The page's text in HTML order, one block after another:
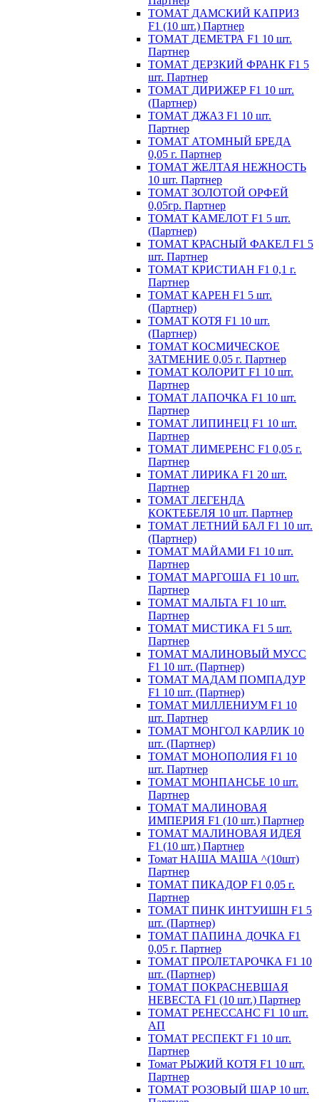
ТОМАТ ДАМСКИЙ КАПРИЗ
F1 (10 шт.) Партнер
ТОМАТ ДЕМЕТРА F1 10 шт.
Партнер
ТОМАТ ДЕРЗКИЙ ФРАНК F1 5
шт. Партнер
ТОМАТ ДИРИЖЕР F1 10 шт.
(Партнер)
ТОМАТ ДЖАЗ F1 10 шт.
Партнер
ТОМАТ АТОМНЫЙ БРЕДА
0,05 г. Партнер
ТОМАТ ЖЕЛТАЯ НЕЖНОСТЬ
10 шт. Партнер
ТОМАТ ЗОЛОТОЙ ОРФЕЙ
0,05гр. Партнер
ТОМАТ КАМЕЛОТ F1 5 шт.
(Партнер)
ТОМАТ КРАСНЫЙ ФАКЕЛ F1 5
шт. Партнер
ТОМАТ КРИСТИАН F1 0,1 г.
Партнер
ТОМАТ КАРЕН F1 5 шт.
(Партнер)
ТОМАТ КОТЯ F1 10 шт.
(Партнер)
ТОМАТ КОСМИЧЕСКОЕ
ЗАТМЕНИЕ 0,05 г. Партнер
ТОМАТ КОЛОРИТ F1 10 шт.
Партнер
ТОМАТ ЛАПОЧКА F1 10 шт.
Партнер
ТОМАТ ЛИПИНЕЦ F1 10 шт.
Партнер
ТОМАТ ЛИМЕРЕНС F1 0,05 г.
Партнер
ТОМАТ ЛИРИКА F1 20 шт.
Партнер
ТОМАТ ЛЕГЕНДА
КОКТЕБЕЛЯ 10 шт. Партнер
ТОМАТ ЛЕТНИЙ БАЛ F1 10 шт.
(Партнер)
ТОМАТ МАЙАМИ F1 10 шт.
Партнер
ТОМАТ МАРГОША F1 10 шт.
Партнер
ТОМАТ МАЛЬТА F1 10 шт.
Партнер
ТОМАТ МИСТИКА F1 5 шт.
Партнер
ТОМАТ МАЛИНОВЫЙ МУСС
F1 10 шт. (Партнер)
ТОМАТ МАДАМ ПОМПАДУР
F1 10 шт. (Партнер)
ТОМАТ МИЛЛЕНИУМ F1 10
шт. Партнер
ТОМАТ МОНГОЛ КАРЛИК 10
шт. (Партнер)
ТОМАТ МОНОПОЛИЯ F1 10
шт. Партнер
ТОМАТ МОНПАНСЬЕ 10 шт.
Партнер
ТОМАТ МАЛИНОВАЯ
ИМПЕРИЯ F1 (10 шт.) Партнер
ТОМАТ МАЛИНОВАЯ ИДЕЯ
F1 (10 шт.) Партнер
Томат НАША МАША ^(10шт)
Партнер
ТОМАТ ПИКАДОР F1 0,05 г.
Партнер
ТОМАТ ПИНК ИНТУИШН F1 5
шт. (Партнер)
ТОМАТ ПАПИНА ДОЧКА F1
0,05 г. Партнер
ТОМАТ ПРОЛЕТАРОЧКА F1 10
шт. (Партнер)
ТОМАТ ПОКРАСНЕВШАЯ
НЕВЕСТА F1 (10 шт.) Партнер
ТОМАТ РЕНЕССАНС F1 10 шт.
АП
ТОМАТ РЕСПЕКТ F1 10 шт.
Партнер
Томат РЫЖИЙ КОТЯ F1 10 шт.
Партнер
ТОМАТ РОЗОВЫЙ ШАР 10 шт.